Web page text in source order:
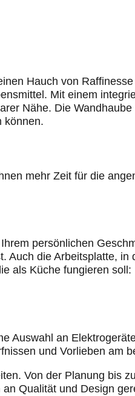
Hauch von
Mit einem
Nähe. Die
können.
mehr Zeit für die
persönlichen
Auch die Arbeitsplatte, in
als Küche fungieren
Auswahl an
und Vorlieben am
Von der Planung bis
Qualität und Design